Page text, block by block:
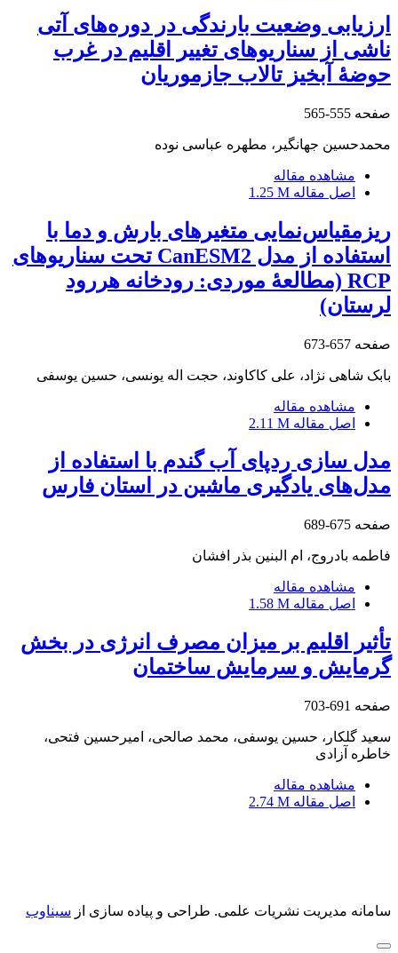
ارزیابی وضعیت بارندگی در دوره‌های آتی
ناشی از سناریوهای تغییر اقلیم در غرب
حوضۀ آبخیز تالاب جازموریان
صفحه 555-565
محمدحسین جهانگیر، مطهره عباسی نوده
مشاهده مقاله
اصل مقاله 1.25 M
ریزمقیاس‌نمایی متغیرهای بارش و دما با
استفاده از مدل CanESM2 تحت سناریوهای
RCP (مطالعۀ موردی: رودخانه هررود
لرستان)
صفحه 657-673
بابک شاهی نژاد، علی کاکاوند، حجت اله یونسی، حسین یوسفی
مشاهده مقاله
اصل مقاله 2.11 M
مدل سازی ردپای آب گندم با استفاده از
مدل‌های یادگیری ماشین در استان فارس
صفحه 675-689
فاطمه بادروج، ام البنین بذر افشان
مشاهده مقاله
اصل مقاله 1.58 M
تأثیر اقلیم بر میزان مصرف انرژی در بخش
گرمایش و سرمایش ساختمان
صفحه 691-703
سعید گلکار، حسین یوسفی، محمد صالحی، امیرحسین فتحی،
خاطره آزادی
مشاهده مقاله
اصل مقاله 2.74 M
سامانه مدیریت نشریات علمی. طراحی و پیاده سازی از سیناوب